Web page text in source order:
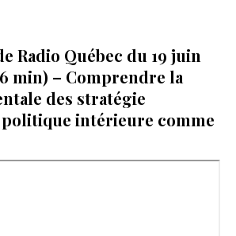
Radio Québec du 19 juin
min) – Comprendre la
des stratégie
intérieure comme